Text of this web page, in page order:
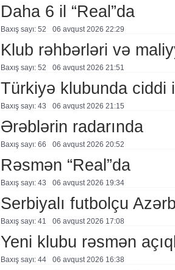
Daha 6 il “Real”da
Baxış sayı: 52 06 avqust 2026 22:29
Klub rəhbərləri və
Baxış sayı: 52 06 avqust 2026 21:51
Türkiyə klubunda ciddi
Baxış sayı: 43 06 avqust 2026 21:15
Ərəblərin radarında
Baxış sayı: 66 06 avqust 2026 20:52
Rəsmən “Real”da
Baxış sayı: 43 06 avqust 2026 19:34
Serbiyalı futbolçu
Baxış sayı: 41 06 avqust 2026 17:08
Yeni klubu rəsmən
Baxış sayı: 44 06 avqust 2026 16:38